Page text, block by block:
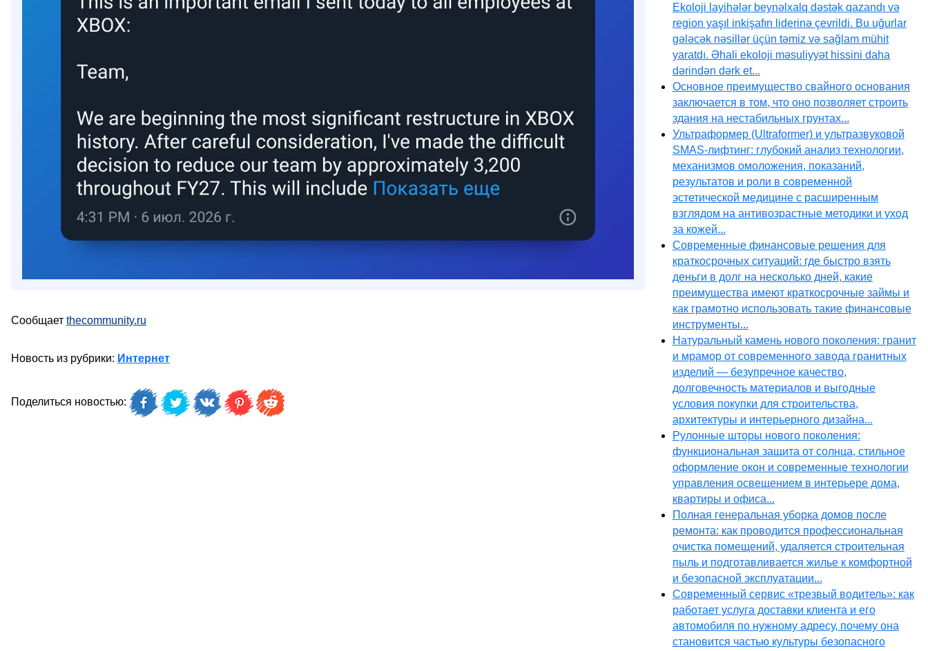
Сообщает thecommunity.ru
Новость из рубрики: Интернет
Поделиться новостью:
Ekoloji layihələr beynəlxalq dəstək qazandı və
region yaşıl inkişafın liderinə çevrildi. Bu uğurlar
gələcək nəsillər üçün təmiz və sağlam mühit
yaratdı. Əhali ekoloji məsuliyyət hissini daha
dərindən dərk et...
Основное преимущество свайного основания
заключается в том, что оно позволяет строить
здания на нестабильных грунтах...
Ультраформер (Ultraformer) и ультразвуковой
SMAS-лифтинг: глубокий анализ технологии,
механизмов омоложения, показаний,
результатов и роли в современной
эстетической медицине с расширенным
взглядом на антивозрастные методики и уход
за кожей...
Современные финансовые решения для
краткосрочных ситуаций: где быстро взять
деньги в долг на несколько дней, какие
преимущества имеют краткосрочные займы и
как грамотно использовать такие финансовые
инструменты...
Натуральный камень нового поколения: гранит
и мрамор от современного завода гранитных
изделий — безупречное качество,
долговечность материалов и выгодные
условия покупки для строительства,
архитектуры и интерьерного дизайна...
Рулонные шторы нового поколения:
функциональная защита от солнца, стильное
оформление окон и современные технологии
управления освещением в интерьере дома,
квартиры и офиса...
Полная генеральная уборка домов после
ремонта: как проводится профессиональная
очистка помещений, удаляется строительная
пыль и подготавливается жилье к комфортной
и безопасной эксплуатации...
Современный сервис «трезвый водитель»: как
работает услуга доставки клиента и его
автомобиля по нужному адресу, почему она
становится частью культуры безопасного